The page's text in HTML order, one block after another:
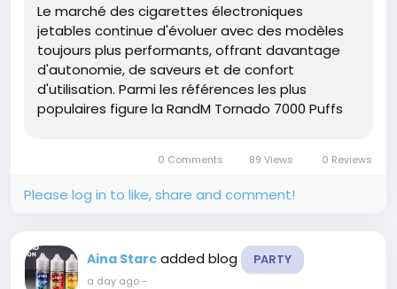
Le marché des cigarettes électroniques
jetables continue d'évoluer avec des modèles
toujours plus performants, offrant davantage
d'autonomie, de saveurs et de confort
d'utilisation. Parmi les références les plus
populaires figure la RandM Tornado 7000 Puffs
0 Comments 89 Views 0 Reviews
Please log in to like, share and comment!
Aina Starc added blog PARTY
a day ago-